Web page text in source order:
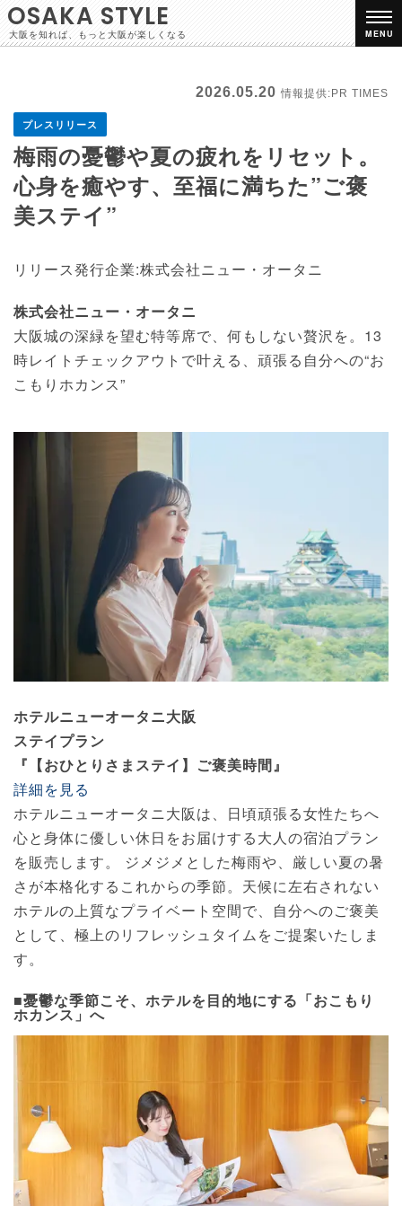
OSAKA STYLE
大阪を知れば、もっと大阪が楽しくなる MENU
2026.05.20 情報提供:PR TIMES
プレスリリース
梅雨の憂鬱や夏の疲れをリセット。
心身を癒やす、至福に満ちた”ご褒
美ステイ”
リリース発行企業:株式会社ニュー・オータニ
株式会社ニュー・オータニ
大阪城の深緑を望む特等席で、何もしない贅沢を。13
時レイトチェックアウトで叶える、頑張る自分への“お
こもりホカンス”
ホテルニューオータニ大阪
ステイプラン
『【おひとりさまステイ】ご褒美時間』
詳細を見る
ホテルニューオータニ大阪は、日頃頑張る女性たちへ
心と身体に優しい休日をお届けする大人の宿泊プラン
を販売します。 ジメジメとした梅雨や、厳しい夏の暑
さが本格化するこれからの季節。天候に左右されない
ホテルの上質なプライベート空間で、自分へのご褒美
として、極上のリフレッシュタイムをご提案いたしま
す。
■憂鬱な季節こそ、ホテルを目的地にする「おこもり
ホカンス」へ